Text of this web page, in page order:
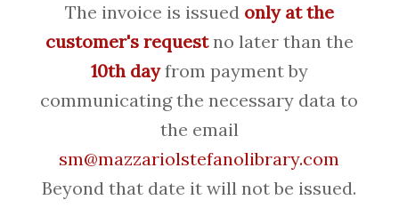
The invoice is issued only at the
customer's requestno later than the
10th dayfrom payment by
communicating the necessary data to
the email
sm@mazzariolstefanolibrary.com
Beyond that date it will not be issued.